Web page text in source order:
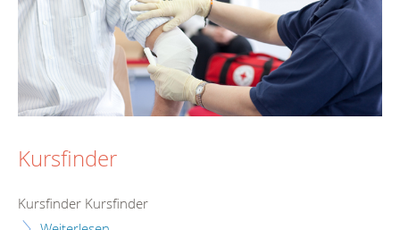
Kursfinder
Kursfinder Kursfinder